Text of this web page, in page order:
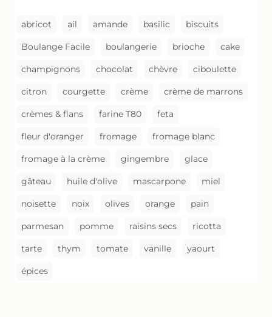
abricot ail amande basilic biscuits
Boulange Facile boulangerie brioche cake
champignons chocolat chèvre ciboulette
citron courgette crème crème de marrons
crèmes & flans farine T80 feta
fleur d'oranger fromage fromage blanc
fromage à la crème gingembre glace
gâteau huile d'olive mascarpone miel
noisette noix olives orange pain
parmesan pomme raisins secs ricotta
tarte thym tomate vanille yaourt
épices